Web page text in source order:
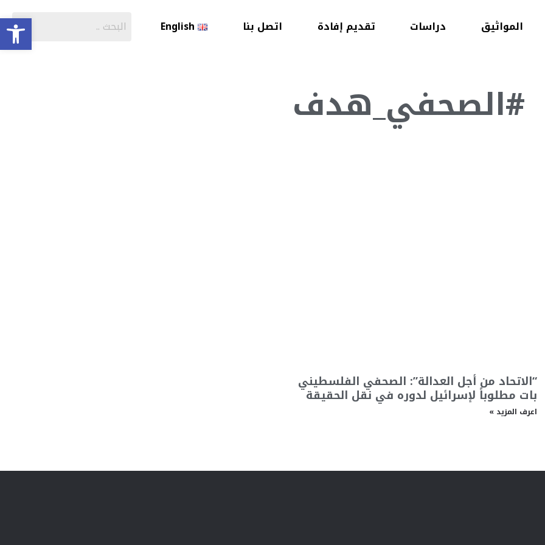
المواثيق دراسات تقديم إفادة اتصل بنا English
#الصحفي_هدف
“الاتحاد من أجل العدالة”: الصحفي الفلسطيني
بات مطلوباً لإسرائيل لدوره في نقل الحقيقة
اعرف المزيد »